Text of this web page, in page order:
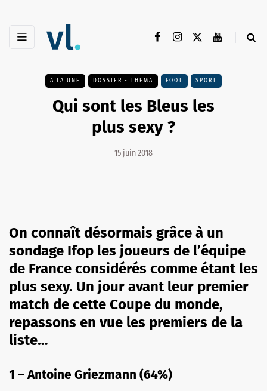
A LA UNE DOSSIER - THEMA FOOT SPORT
Qui sont les Bleus les
plus sexy ?
15 juin 2018
On connaît désormais grâce à un
sondage Ifop les joueurs de l’équipe
de France considérés comme étant les
plus sexy. Un jour avant leur premier
match de cette Coupe du monde,
repassons en vue les premiers de la
liste…
1 – Antoine Griezmann (64%)